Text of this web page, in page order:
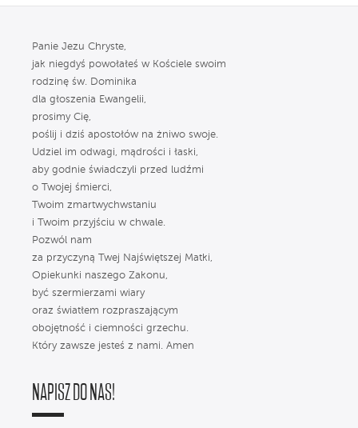
Panie Jezu Chryste,
jak niegdyś powołałeś w Kościele swoim
rodzinę św. Dominika
dla głoszenia Ewangelii,
prosimy Cię,
poślij i dziś apostołów na żniwo swoje.
Udziel im odwagi, mądrości i łaski,
aby godnie świadczyli przed ludźmi
o Twojej śmierci,
Twoim zmartwychwstaniu
i Twoim przyjściu w chwale.
Pozwól nam
za przyczyną Twej Najświętszej Matki,
Opiekunki naszego Zakonu,
być szermierzami wiary
oraz światłem rozpraszającym
obojętność i ciemności grzechu.
Który zawsze jesteś z nami. Amen
NAPISZ DO NAS!